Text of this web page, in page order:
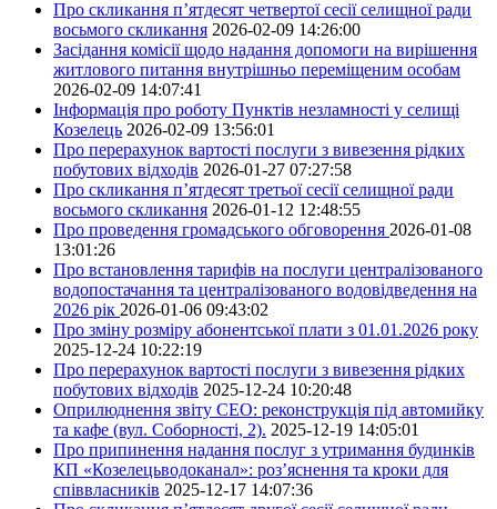
Про скликання п’ятдесят четвертої сесії селищної ради
восьмого скликання 2026-02-09 14:26:00
Засідання комісії щодо надання допомоги на вирішення
житлового питання внутрішньо переміщеним особам
2026-02-09 14:07:41
Інформація про роботу Пунктів незламності у селищі
Козелець 2026-02-09 13:56:01
Про перерахунок вартості послуги з вивезення рідких
побутових відходів 2026-01-27 07:27:58
Про скликання п’ятдесят третьої сесії селищної ради
восьмого скликання 2026-01-12 12:48:55
Про проведення громадського обговорення 2026-01-08
13:01:26
Про встановлення тарифів на послуги централізованого
водопостачання та централізованого водовідведення на
2026 рік 2026-01-06 09:43:02
Про зміну розміру абонентської плати з 01.01.2026 року
2025-12-24 10:22:19
Про перерахунок вартості послуги з вивезення рідких
побутових відходів 2025-12-24 10:20:48
Оприлюднення звіту СЕО: реконструкція під автомийку
та кафе (вул. Соборності, 2). 2025-12-19 14:05:01
Про припинення надання послуг з утримання будинків
КП «Козелецьводоканал»: роз’яснення та кроки для
співвласників 2025-12-17 14:07:36